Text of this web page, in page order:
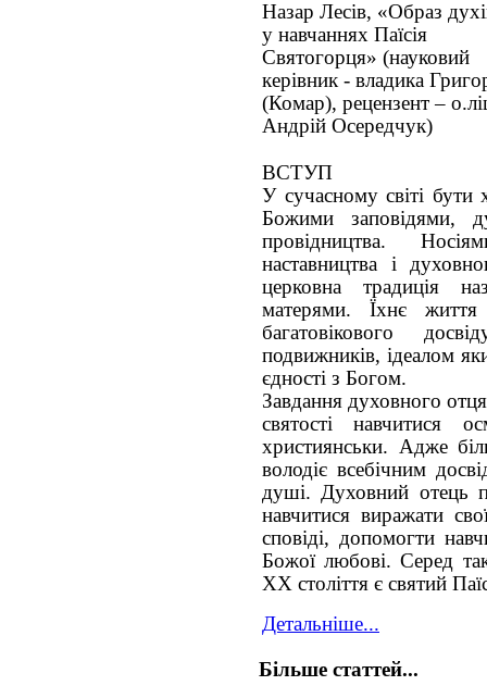
Назар Лесів, «Образ
у навчаннях Паїсія
Святогорця» (науковий
керівник - владика
(Комар), рецензент –
Андрій Осередчук)
ВСТУП
У сучасному світі бути
Божими заповідями,
провідництва.
наставництва і
церковна традиція
матерями. Їхнє
багатовікового
подвижників, ідеалом
єдності з Богом.
Завдання духовного
святості навчитися
християнськи. Адже
володіє всебічним
душі. Духовний отець
навчитися виражати
сповіді, допомогти
Божої любові. Серед
ХХ століття є святий
Детальніше...
Більше статтей...